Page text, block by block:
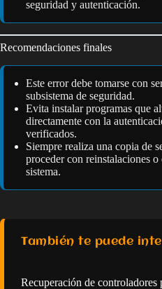
seguridad y autenticación.
Recomendaciones finales
Este error debe tomarse con
subsistema de seguridad.
Evita instalar programas que
directamente con la
verificados.
Siempre realiza una copia de
proceder con reinstalaciones
sistema.
También te puede
Recuperación de controladores